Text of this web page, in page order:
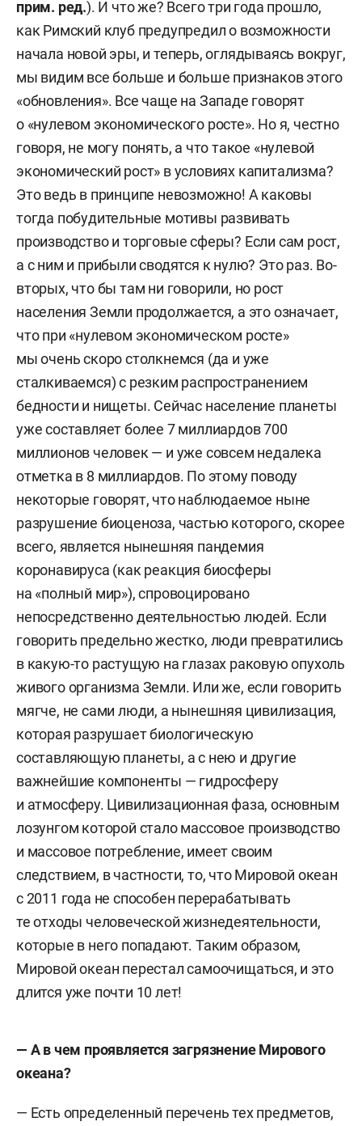
прим. ред.). И что же? Всего три года прошло,
как Римский клуб предупредил о возможности
начала новой эры, и теперь, оглядываясь вокруг,
мы видим все больше и больше признаков этого
«обновления». Все чаще на Западе говорят
о «нулевом экономического росте». Но я, честно
говоря, не могу понять, а что такое «нулевой
экономический рост» в условиях капитализма?
Это ведь в принципе невозможно! А каковы
тогда побудительные мотивы развивать
производство и торговые сферы? Если сам рост,
а с ним и прибыли сводятся к нулю? Это раз. Во-
вторых, что бы там ни говорили, но рост
населения Земли продолжается, а это означает,
что при «нулевом экономическом росте»
мы очень скоро столкнемся (да и уже
сталкиваемся) с резким распространением
бедности и нищеты. Сейчас население планеты
уже составляет более 7 миллиардов 700
миллионов человек — и уже совсем недалека
отметка в 8 миллиардов. По этому поводу
некоторые говорят, что наблюдаемое ныне
разрушение биоценоза, частью которого, скорее
всего, является нынешняя пандемия
коронавируса (как реакция биосферы
на «полный мир»), спровоцировано
непосредственно деятельностью людей. Если
говорить предельно жестко, люди превратились
в какую-то растущую на глазах раковую опухоль
живого организма Земли. Или же, если говорить
мягче, не сами люди, а нынешняя цивилизация,
которая разрушает биологическую
составляющую планеты, а с нею и другие
важнейшие компоненты — гидросферу
и атмосферу. Цивилизационная фаза, основным
лозунгом которой стало массовое производство
и массовое потребление, имеет своим
следствием, в частности, то, что Мировой океан
с 2011 года не способен перерабатывать
те отходы человеческой жизнедеятельности,
которые в него попадают. Таким образом,
Мировой океан перестал самоочищаться, и это
длится уже почти 10 лет!
— А в чем проявляется загрязнение Мирового
океана?
— Есть определенный перечень тех предметов,